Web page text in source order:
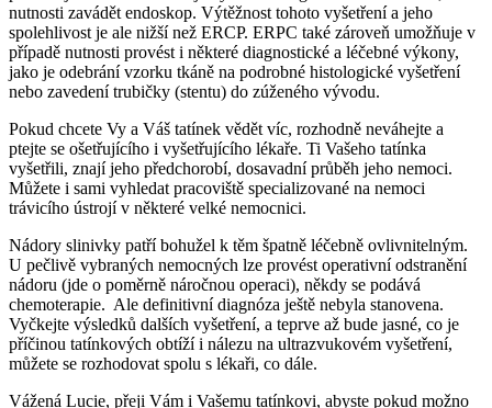
nutnosti zavádět endoskop. Výtěžnost tohoto vyšetření a jeho
spolehlivost je ale nižší než ERCP. ERPC také zároveň umožňuje v
případě nutnosti provést i některé diagnostické a léčebné výkony,
jako je odebrání vzorku tkáně na podrobné histologické vyšetření
nebo zavedení trubičky (stentu) do zúženého vývodu.
Pokud chcete Vy a Váš tatínek vědět víc, rozhodně neváhejte a
ptejte se ošetřujícího i vyšetřujícího lékaře. Ti Vašeho tatínka
vyšetřili, znají jeho předchorobí, dosavadní průběh jeho nemoci.
Můžete i sami vyhledat pracoviště specializované na nemoci
trávicího ústrojí v některé velké nemocnici.
Nádory slinivky patří bohužel k těm špatně léčebně ovlivnitelným.
U pečlivě vybraných nemocných lze provést operativní odstranění
nádoru (jde o poměrně náročnou operaci), někdy se podává
chemoterapie. Ale definitivní diagnóza ještě nebyla stanovena.
Vyčkejte výsledků dalších vyšetření, a teprve až bude jasné, co je
příčinou tatínkových obtíží i nálezu na ultrazvukovém vyšetření,
můžete se rozhodovat spolu s lékaři, co dále.
Vážená Lucie, přeji Vám i Vašemu tatínkovi, abyste pokud možno